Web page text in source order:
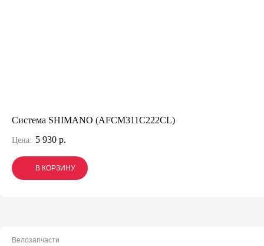
Система SHIMANO (AFCM311C222CL)
Цена: 5 930 р.
В КОРЗИНУ
В КОРЗИНУ
В КОРЗИНУ
Велозапчасти